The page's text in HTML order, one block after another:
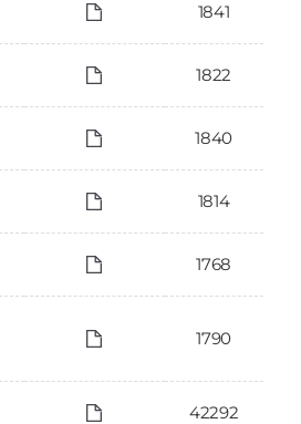
1841
1822
1840
1814
1768
1790
42292